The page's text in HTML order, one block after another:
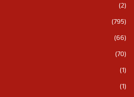
(2)
(795)
(66)
(70)
(1)
(1)